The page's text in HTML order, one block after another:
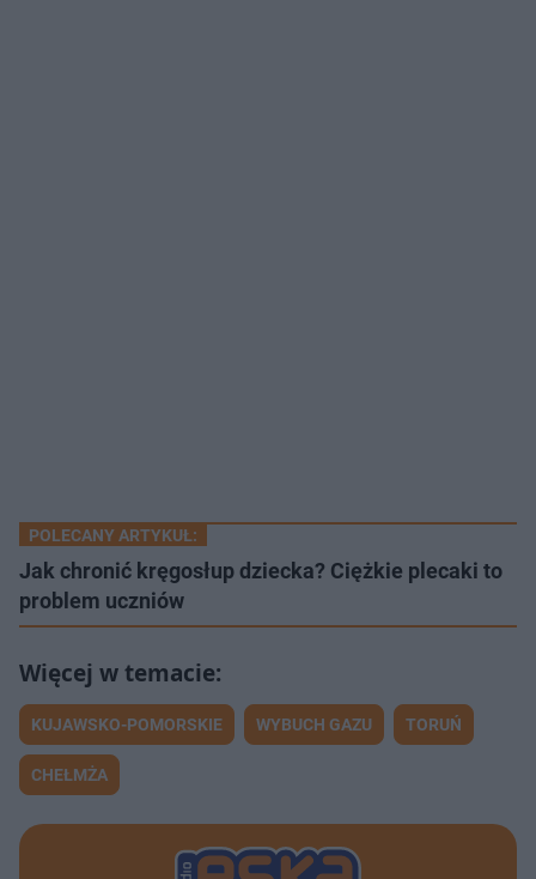
POLECANY ARTYKUŁ:
Jak chronić kręgosłup dziecka? Ciężkie plecaki to
problem uczniów
KUJAWSKO-POMORSKIE WYBUCH GAZU TORUŃ
CHEŁMŻA